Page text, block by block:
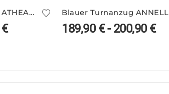
Ärmellose Turnanzug ATHEA/5 – schwarz/weiß
€
Blauer Turnanzug
189,90€-200,90€